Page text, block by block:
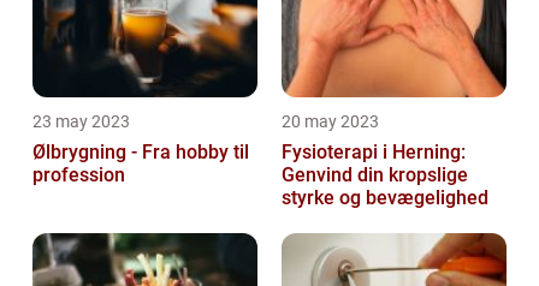
23 may 2023
Ølbrygning - Fra hobby til
profession
20 may 2023
Fysioterapi i Herning:
Genvind din kropslige
styrke og bevægelighed